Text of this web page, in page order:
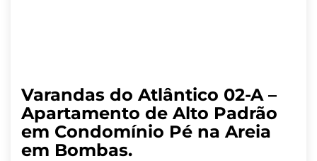
Varandas do Atlântico 02-A –
Apartamento de Alto Padrão
em Condomínio Pé na Areia
em Bombas.